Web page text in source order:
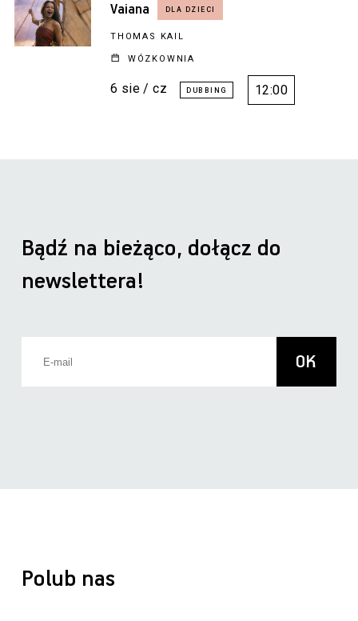
Vaiana
THOMAS KAIL
WÓZKOWNIA
6 sie / cz 12:00
Polub nas
Bądź na bieżąco, dołącz do
newslettera!